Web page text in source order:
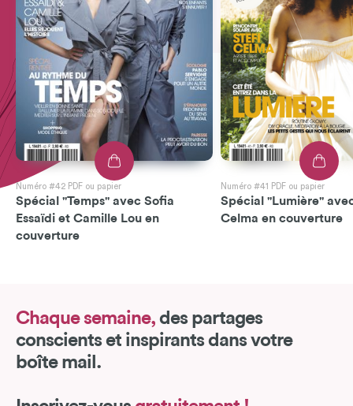
Numéro #42 PDF ou papier
Spécial "Temps" avec Sofia
Essaïdi et Camille Lou en
couverture
Numéro #41 PDF ou papier
Spécial "Lumière"
Celma en couverture
Chaque semaine, des partages
conscients et inspirants dans votre
boîte mail.